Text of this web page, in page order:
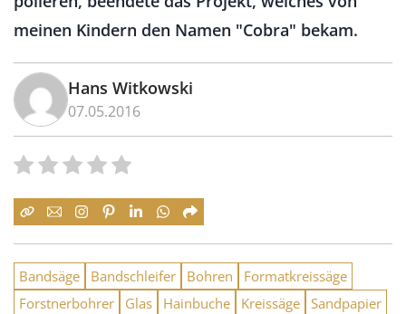
meinen Kindern den Namen "Cobra" bekam.
Hans Witkowski
07.05.2016
Bandsäge Bandschleifer Bohren
Formatkreissäge
Forstnerbohrer
Glas Hainbuche Kreissäge Sandpapier